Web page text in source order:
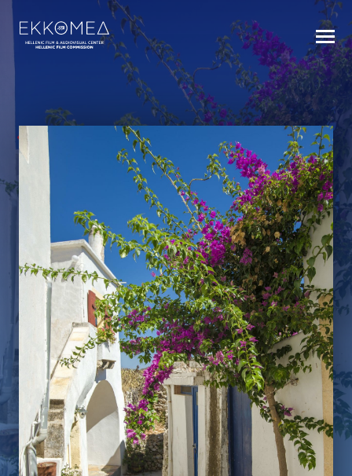
BACK TO INDEX